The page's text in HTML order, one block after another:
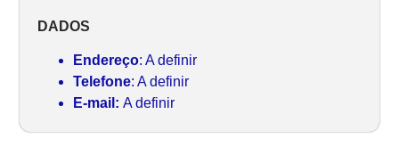
DADOS
Endereço: A definir
Telefone: A definir
E-mail: A definir